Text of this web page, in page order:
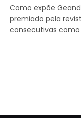
Como expõe
premiado pela
consecutivas